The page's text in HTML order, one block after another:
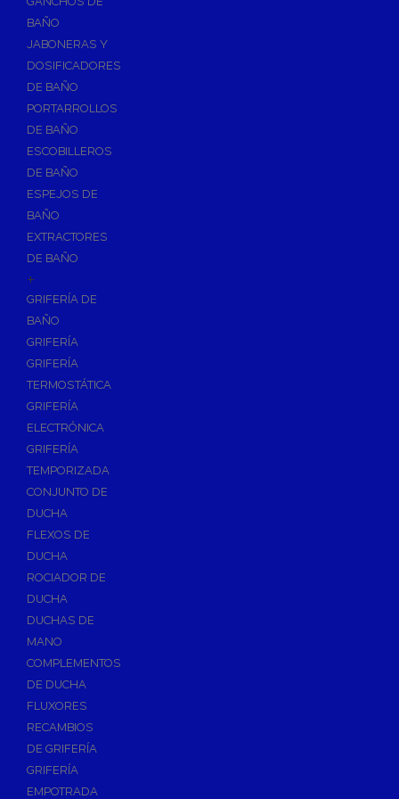
Accesorios y Grupos Contra Incendios
Calderas y estufas de biomasa
Sistemas de Energía Solar Térmica
Estructuras de soporte
Sistemas de Aerotermia
Sistemas de Energía Solar Fotovoltaica
Paneles
Inversores
Baterías
Estructuras
Fontanería
Aislamientos para Tuberías
Accesorios para Instalación de Gas
Válvulas para Gas
Accesorios y Repuestos de Gas
Baterias y Contadores
Bombas
Bombas Sumergibles
Bombas de Drenaje y Residual
Bombas de Superficies Horizontal y Vertical
Desagües
Válvulas de Desagüe
Válvulas para Platos de Ducha y Bañeras
Sifones
Sumideros y Botes Sifónicos
Accesorios para Desagüe
Flotadores y Boyas
BAÑO
JABONERAS Y
DOSIFICADORES
DE BAÑO
PORTARROLLOS
DE BAÑO
ESCOBILLEROS
DE BAÑO
ESPEJOS DE
BAÑO
EXTRACTORES
DE BAÑO
+
GRIFERÍA DE
BAÑO
GRIFERÍA
GRIFERÍA
TERMOSTÁTICA
GRIFERÍA
ELECTRÓNICA
GRIFERÍA
TEMPORIZADA
CONJUNTO DE
DUCHA
FLEXOS DE
DUCHA
ROCIADOR DE
DUCHA
DUCHAS DE
MANO
COMPLEMENTOS
DE DUCHA
FLUXORES
RECAMBIOS
DE GRIFERÍA
GRIFERÍA
EMPOTRADA